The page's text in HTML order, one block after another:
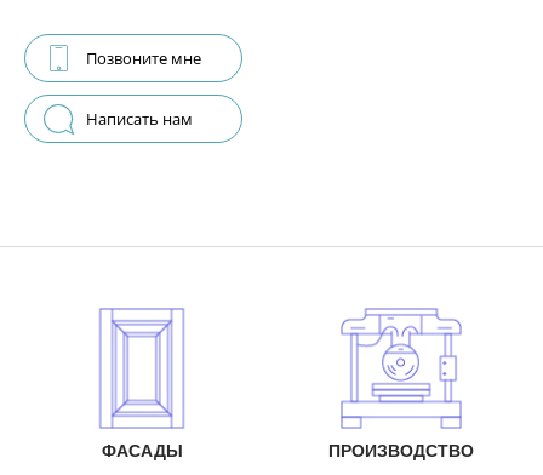
Позвоните мне
Написать нам
ФАСАДЫ ПРОИЗВОДСТВО